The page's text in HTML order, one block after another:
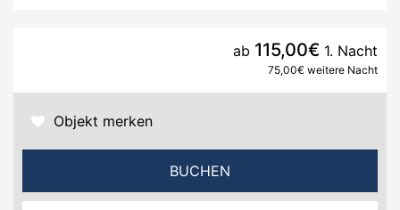
ab 115,00€ 1. Nacht
75,00€ weitere Nacht
Objekt merken
BUCHEN